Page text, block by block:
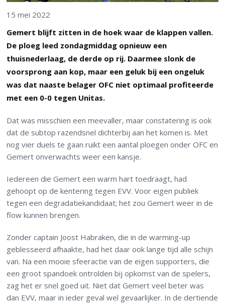
15 mei 2022
Gemert blijft zitten in de hoek waar de klappen vallen.
De ploeg leed zondagmiddag opnieuw een
thuisnederlaag, de derde op rij. Daarmee slonk de
voorsprong aan kop, maar een geluk bij een ongeluk
was dat naaste belager OFC niet optimaal profiteerde
met een 0-0 tegen Unitas.
Dat was misschien een meevaller, maar constatering is ook
dat de subtop razendsnel dichterbij aan het komen is. Met
nog vier duels te gaan ruikt een aantal ploegen onder OFC en
Gemert onverwachts weer een kansje.
Iedereen die Gemert een warm hart toedraagt, had
gehoopt op de kentering tegen EVV. Voor eigen publiek
tegen een degradatiekandidaat; het zou Gemert weer in de
flow kunnen brengen.
Zonder captain Joost Habraken, die in de warming-up
geblesseerd afhaakte, had het daar ook lange tijd alle schijn
van. Na een mooie sfeeractie van de eigen supporters, die
een groot spandoek ontrolden bij opkomst van de spelers,
zag het er snel goed uit. Niet dat Gemert veel beter was
dan EVV, maar in ieder geval wel gevaarlijker. In de dertiende